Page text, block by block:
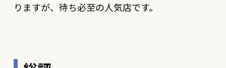
りますが、待ち必至の人気店です。